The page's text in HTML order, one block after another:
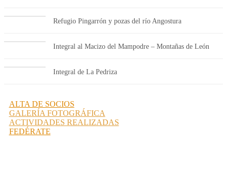
Refugio Pingarrón y pozas del río Angostura
Integral al Macizo del Mampodre – Montañas de León
Integral de La Pedriza
ALTA DE SOCIOS
GALERÍA FOTOGRÁFICA
ACTIVIDADES REALIZADAS
FEDÉRATE